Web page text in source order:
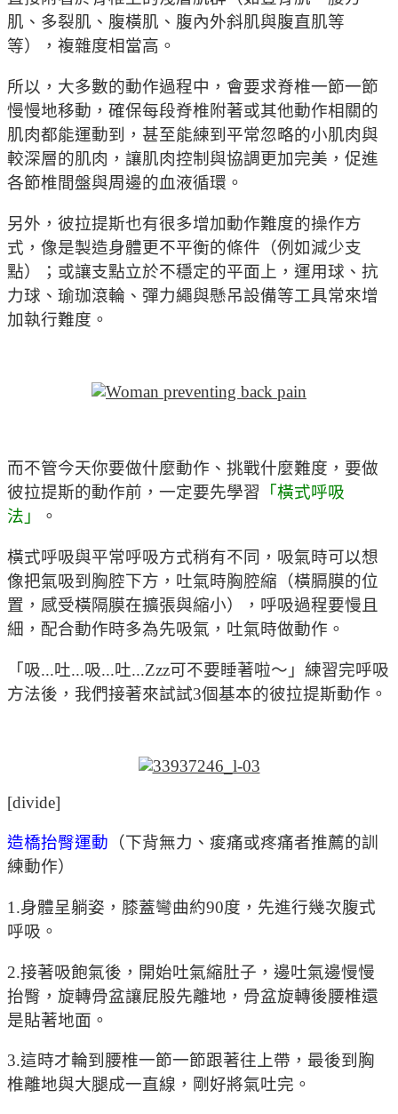
肌、多裂肌、腹橫肌、腹內外斜肌與腹直肌等
等），複雜度相當高。
所以，大多數的動作過程中，會要求脊椎一節一節
慢慢地移動，確保每段脊椎附著或其他動作相關的
肌肉都能運動到，甚至能練到平常忽略的小肌肉與
較深層的肌肉，讓肌肉控制與協調更加完美，促進
各節椎間盤與周邊的血液循環。
另外，彼拉提斯也有很多增加動作難度的操作方
式，像是製造身體更不平衡的條件（例如減少支
點）；或讓支點立於不穩定的平面上，運用球、抗
力球、瑜珈滾輪、彈力繩與懸吊設備等工具常來增
加執行難度。
而不管今天你要做什麼動作、挑戰什麼難度，要做
彼拉提斯的動作前，一定要先學習 「橫式呼吸
法」
。
橫式呼吸與平常呼吸方式稍有不同，吸氣時可以想
像把氣吸到胸腔下方，吐氣時胸腔縮（橫膈膜的位
置，感受橫隔膜在擴張與縮小），呼吸過程要慢且
細，配合動作時多為先吸氣，吐氣時做動作。
「吸...吐...吸...吐...Zzz可不要睡著啦～」練習完呼吸
方法後，我們接著來試試3個基本的彼拉提斯動作。
[divide]
造橋抬臀運動 （下背無力、痠痛或疼痛者推薦的訓
練動作）
1.身體呈躺姿，膝蓋彎曲約90度，先進行幾次腹式
呼吸。
2.接著吸飽氣後，開始吐氣縮肚子，邊吐氣邊慢慢
抬臀，旋轉骨盆讓屁股先離地，骨盆旋轉後腰椎還
是貼著地面。
3.這時才輪到腰椎一節一節跟著往上帶，最後到胸
椎離地與大腿成一直線，剛好將氣吐完。